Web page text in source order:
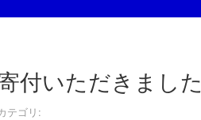
付いただきました
ゴリ: